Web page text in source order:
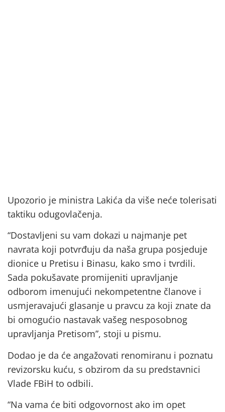
Upozorio je ministra Lakića da više neće tolerisati
taktiku odugovlačenja.
“Dostavljeni su vam dokazi u najmanje pet
navrata koji potvrđuju da naša grupa posjeduje
dionice u Pretisu i Binasu, kako smo i tvrdili.
Sada pokušavate promijeniti upravljanje
odborom imenujući nekompetentne članove i
usmjeravajući glasanje u pravcu za koji znate da
bi omogućio nastavak vašeg nesposobnog
upravljanja Pretisom”, stoji u pismu.
Dodao je da će angažovati renomiranu i poznatu
revizorsku kuću, s obzirom da su predstavnici
Vlade FBiH to odbili.
“Na vama će biti odgovornost ako im opet